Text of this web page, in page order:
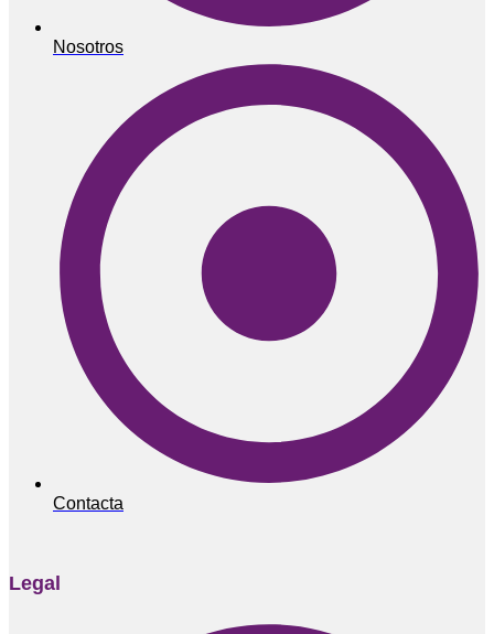
Nosotros
Contacta
Legal